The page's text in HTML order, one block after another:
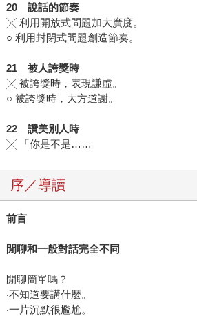
20
說話的節奏
╳ 利用開放式問題加大廣度。
○ 利用封閉式問題創造節奏。
21
被人誇獎時
╳ 被誇獎時，表現謙虛。
○ 被誇獎時，大方道謝。
22
讚美別人時
╳ 「你是不是……
序／導讀
前言
閒聊和一般對話完全不同
閒聊簡單嗎？
‧不知道要講什麼。
‧一片沉默很尷尬。